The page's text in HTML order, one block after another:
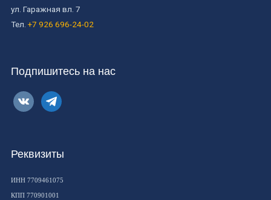
ул. Гаражная вл. 7
Тел. +7 926 696-24-02
Подпишитесь на нас
vkontaktetelegram
Реквизиты
ИНН 7709461075
КПП 770901001